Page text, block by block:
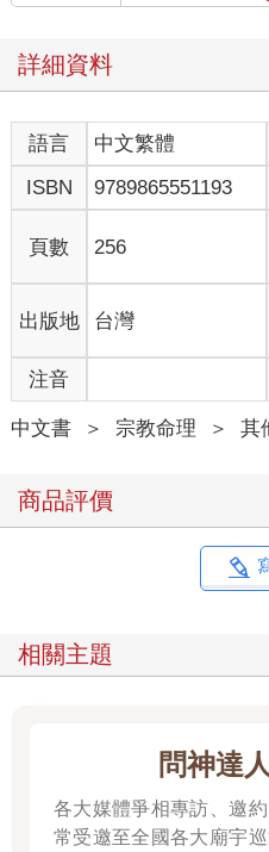
「但我看不出這個人的頭上有
他，他就跑了。」
其他人，一陣笑聲，聲音漸去漸
●
白天，測量工作很辛苦，所以我
一連幾天，都很好睡。毫無動靜
一直到有一個晚上——
我先看見床前有一團黑影，他
著我。
我一樣瞪著他。
頭，唁唁的吐著。
那獨眼的火焚鬼物，我不怕，但
我再看上方，上方竟然現出鬼
音非常恐怖，在火焰之中，有許
我看見一半的身體，看到散於
另外還有留下殘骸，及尚未完全
後來，反而是鎮定。
因為這恐怖的景象實在太多了
術，不足畏，所以反而不怕了，
詳細資料
語言 中文繁體
ISBN
9789865551193
頁數 256
出版地 台灣
注音
中文書 ＞ 宗教命理 ＞ 其
商品評價
相關主題
問神達
各大媒體爭相專訪、邀
常受邀至全國各大廟宇